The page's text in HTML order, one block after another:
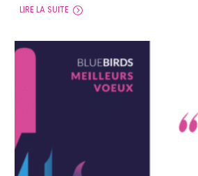
LIRE LA SUITE